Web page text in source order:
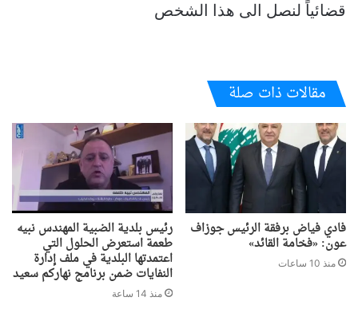
قضائياً لنصل الى هذا الشخص
مقالات ذات صلة
فادي فياض برفقة الرئيس جوزاف
عون: «فخامة القائد»
منذ 10 ساعات
رئيس بلدية الضبية المهندس نبيه
طعمة استعرض الحلول التي
اعتمدتها البلدية في ملف إدارة
النفايات ضمن برنامج نهاركم سعيد
منذ 14 ساعة